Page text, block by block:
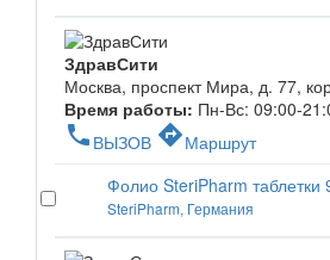
ЗдравСити
Москва, проспект Мира, д. 77,
Время работы: Пн-Вс: 09:00-
phone ВЫЗОВ directionsМаршрут
Фолио SteriPharm таблетки
SteriPharm, Германия